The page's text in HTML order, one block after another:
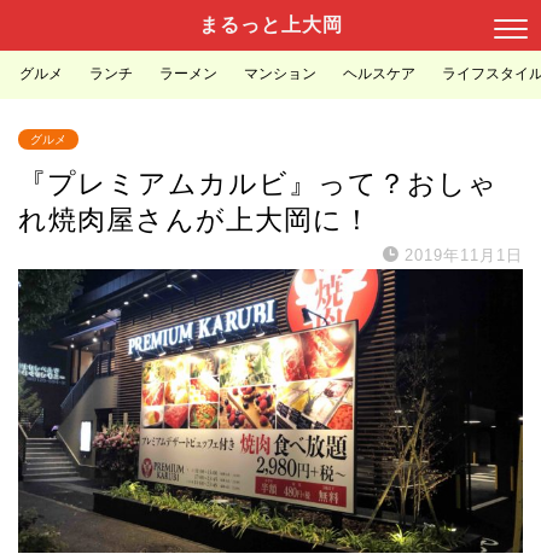
まるっと上大岡
グルメ ランチ ラーメン マンション ヘルスケア ライフスタイ
グルメ
『プレミアムカルビ』って？おしゃ
れ焼肉屋さんが上大岡に！
2019年11月1日